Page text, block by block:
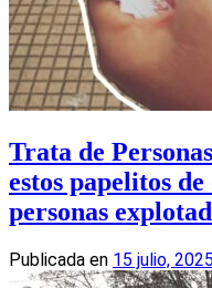
Trata de
estos papelitos
personas
Publicada en 15 julio, 2025